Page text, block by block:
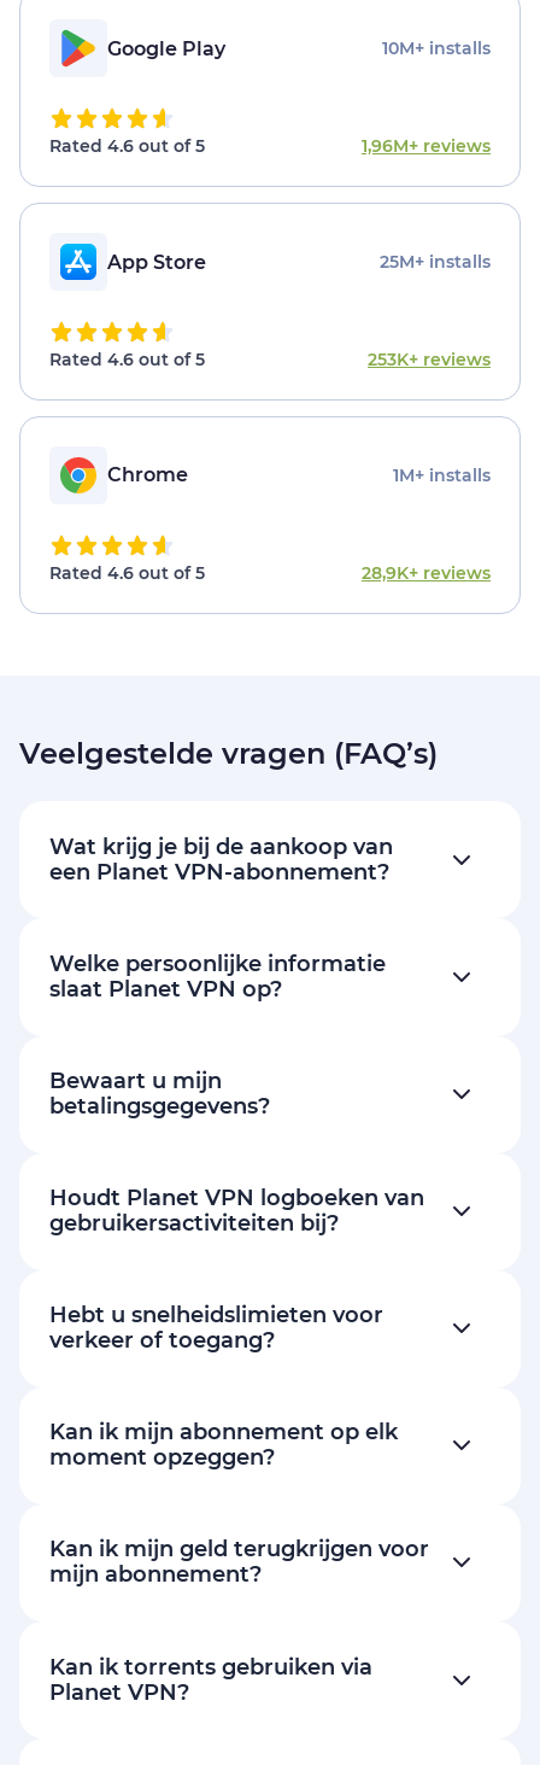
Google Play 10M+ installs
Rated 4.6 out of 5 1,96M+ reviews
App Store 25M+ installs
Rated 4.6 out of 5 253K+ reviews
Chrome 1M+ installs
Rated 4.6 out of 5 28,9K+ reviews
Veelgestelde vragen (FAQ’s)
Wat krijg je bij de aankoop van
een Planet VPN-abonnement?
Welke persoonlijke informatie
slaat Planet VPN op?
Bewaart u mijn
betalingsgegevens?
Houdt Planet VPN logboeken van
gebruikersactiviteiten bij?
Hebt u snelheidslimieten voor
verkeer of toegang?
Kan ik mijn abonnement op elk
moment opzeggen?
Kan ik mijn geld terugkrijgen voor
mijn abonnement?
Kan ik torrents gebruiken via
Planet VPN?